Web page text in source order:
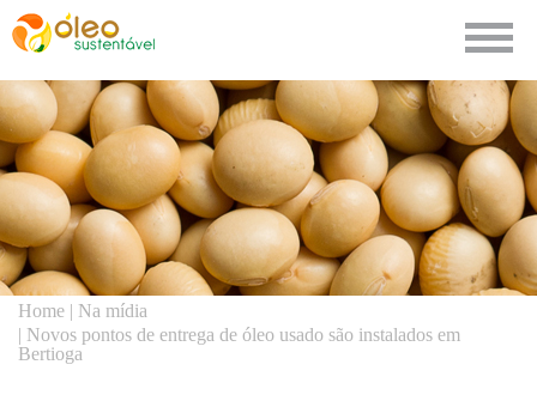
O Programa
Ciclo do Óleo
Pontos de Entrega
Educação Ambiental
Na mídia
Home | Na mídia
| Novos pontos de entrega de óleo usado são instalados em
Bertioga